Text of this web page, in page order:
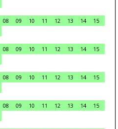
08 09 10 11 12 13 14
15
08 09 10 11 12 13 14
15
08 09 10 11 12 13 14
15
08 09 10 11 12 13 14
15